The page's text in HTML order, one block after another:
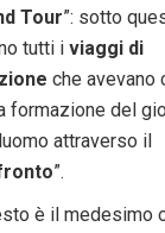
Tour”: sotto
tutti i viaggi di
che avevano
formazione del
attraverso il
”.
è il medesimo